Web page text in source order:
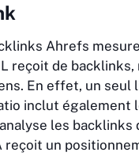
Ahrefs
reçoit de
En effet, un
inclut également
analyse les
reçoit un